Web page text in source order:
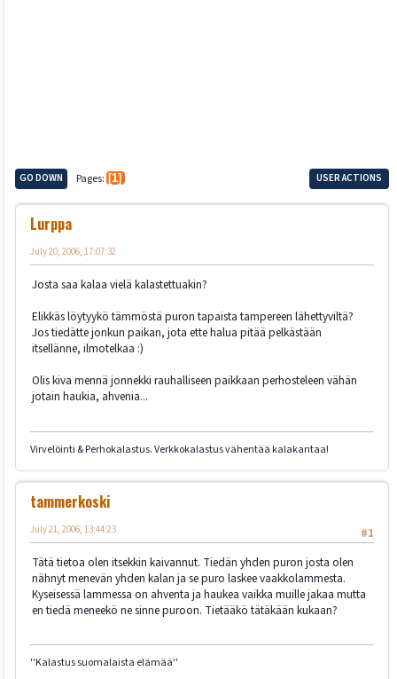
GO DOWN Pages 1 USER ACTIONS
Lurppa
July 20, 2006, 17:07:32
Josta saa kalaa vielä kalastettuakin?
Elikkäs löytyykö tämmöstä puron tapaista tampereen lähettyviltä?
Jos tiedätte jonkun paikan, jota ette halua pitää pelkästään
itsellänne, ilmotelkaa :)
Olis kiva mennä jonnekki rauhalliseen paikkaan perhosteleen vähän
jotain haukia, ahvenia...
Virvelöinti & Perhokalastus. Verkkokalastus vähentää kalakantaa!
tammerkoski
#1
July 21, 2006, 13:44:23
Tätä tietoa olen itsekkin kaivannut. Tiedän yhden puron josta olen
nähnyt menevän yhden kalan ja se puro laskee vaakkolammesta.
Kyseisessä lammessa on ahventa ja haukea vaikka muille jakaa mutta
en tiedä meneekö ne sinne puroon. Tietääkö tätäkään kukaan?
''Kalastus suomalaista elämää''